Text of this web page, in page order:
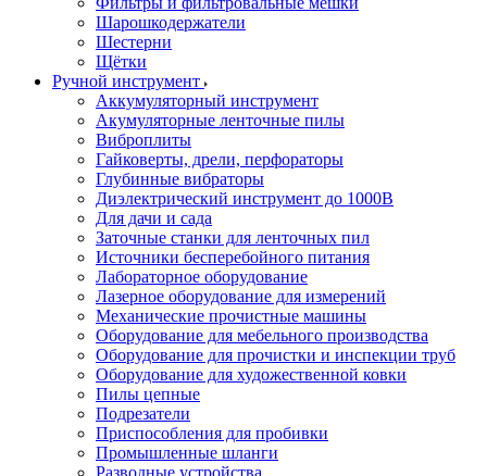
Шарошкодержатели
Шестерни
Щётки
Ручной инструмент
Аккумуляторный инструмент
Акумуляторные ленточные пилы
Виброплиты
Гайковерты, дрели, перфораторы
Глубинные вибраторы
Диэлектрический инструмент до 1000В
Для дачи и сада
Заточные станки для ленточных пил
Источники бесперебойного питания
Лабораторное оборудование
Лазерное оборудование для измерений
Механические прочистные машины
Оборудование для мебельного производства
Оборудование для прочистки и инспекции труб
Оборудование для художественной ковки
Пилы цепные
Подрезатели
Приспособления для пробивки
Промышленные шланги
Разводные устройства